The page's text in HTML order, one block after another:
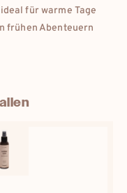
für warme Tage
frühen Abenteuern